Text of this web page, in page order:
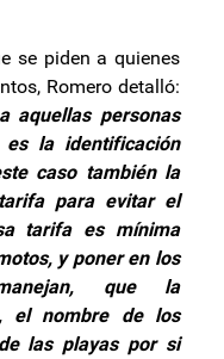
se piden a quienes
Romero detalló:
aquellas personas
es la identificación
caso también la
para evitar el
tarifa es mínima
y poner en los
que la
el nombre de los
las playas por si